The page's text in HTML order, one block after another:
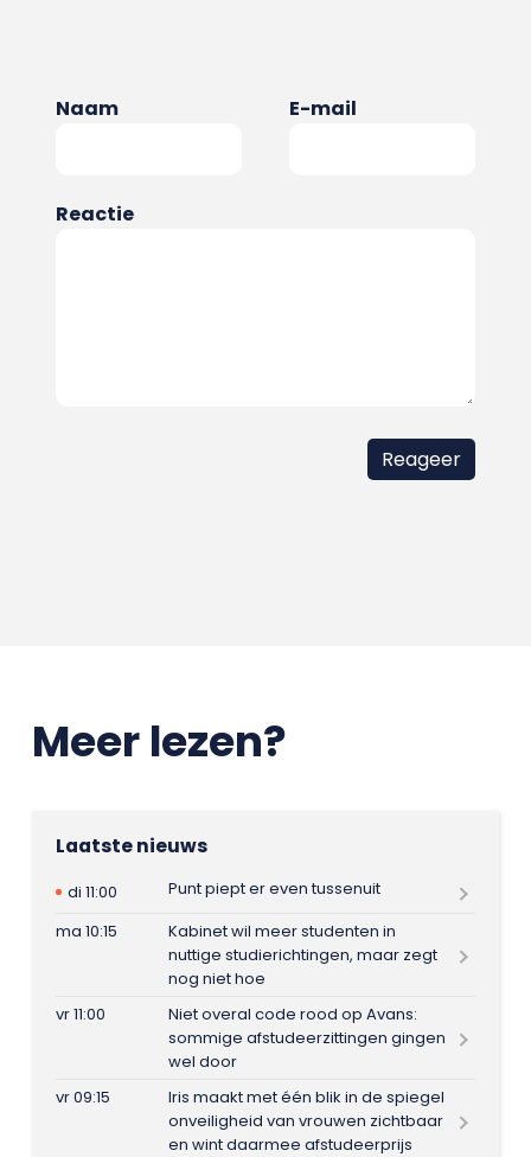
Naam E-mail
Reactie
Meer lezen?
Laatste nieuws
di 11:00
Punt piept er even tussenuit
ma 10:15
Kabinet wil meer studenten in
nuttige studierichtingen, maar zegt
nog niet hoe
vr 11:00
Niet overal code rood op Avans:
sommige afstudeerzittingen gingen
wel door
vr 09:15
Iris maakt met één blik in de spiegel
onveiligheid van vrouwen zichtbaar
en wint daarmee afstudeerprijs